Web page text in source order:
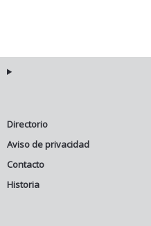
Directorio
Aviso de privacidad
Contacto
Historia